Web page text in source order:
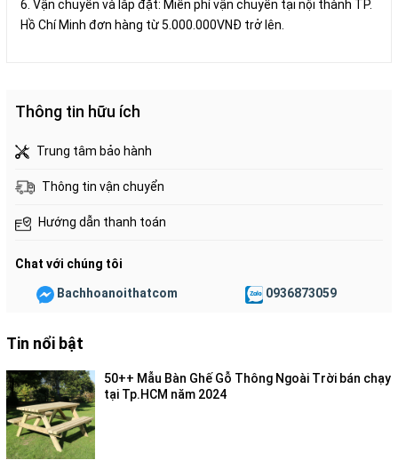
6. Vận chuyển và lắp đặt: Miễn phí vận chuyển tại nội thành TP.
Hồ Chí Minh đơn hàng từ 5.000.000VNĐ trở lên.
Thông tin hữu ích
Trung tâm bảo hành
Thông tin vận chuyển
Hướng dẫn thanh toán
Chat với chúng tôi
Bachhoanoithatcom 0936873059
Tin nổi bật
50++ Mẫu Bàn Ghế Gỗ Thông Ngoài Trời bán chạy
tại Tp.HCM năm 2024